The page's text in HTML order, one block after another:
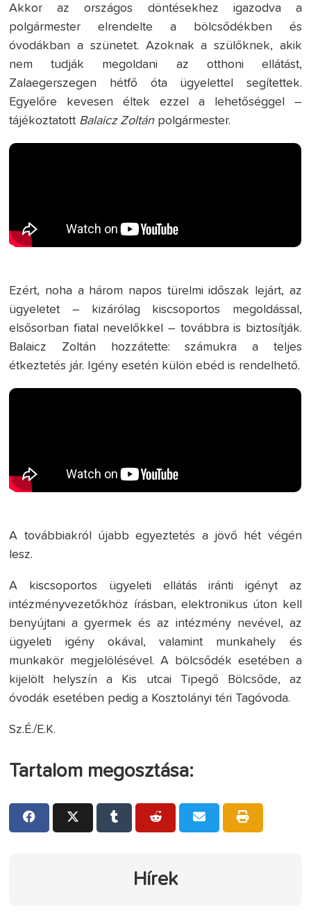
Akkor az országos döntésekhez igazodva a
polgármester elrendelte a bölcsődékben és
óvodákban a szünetet. Azoknak a szülőknek, akik
nem tudják megoldani az otthoni ellátást,
Zalaegerszegen hétfő óta ügyelettel segítettek.
Egyelőre kevesen éltek ezzel a lehetőséggel –
tájékoztatott Balaicz Zoltánpolgármester.
Ezért, noha a három napos türelmi időszak lejárt, az
ügyeletet – kizárólag kiscsoportos megoldással,
elsősorban fiatal nevelőkkel – továbbra is biztosítják.
Balaicz Zoltán hozzátette: számukra a teljes
étkeztetés jár. Igény esetén külön ebéd is rendelhető.
A továbbiakról újabb egyeztetés a jövő hét végén
lesz.
A kiscsoportos ügyeleti ellátás iránti igényt az
intézményvezetőkhöz írásban, elektronikus úton kell
benyújtani a gyermek és az intézmény nevével, az
ügyeleti igény okával, valamint munkahely és
munkakör megjelölésével. A bölcsődék esetében a
kijelölt helyszín a Kis utcai Tipegő Bölcsőde, az
óvodák esetében pedig a Kosztolányi téri Tagóvoda.
Sz.É./E.K.
Tartalom megosztása:
Hírek